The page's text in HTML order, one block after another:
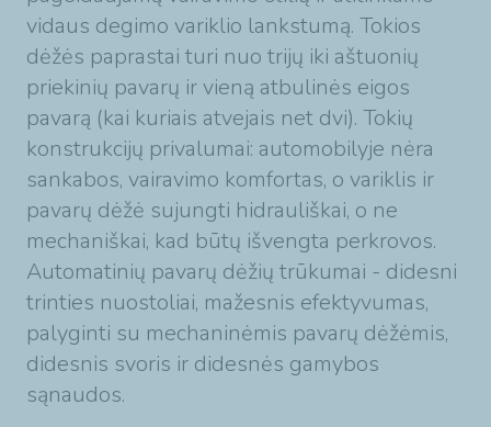
vidaus degimo variklio lankstumą. Tokios
dėžės paprastai turi nuo trijų iki aštuonių
priekinių pavarų ir vieną atbulinės eigos
pavarą (kai kuriais atvejais net dvi). Tokių
konstrukcijų privalumai: automobilyje nėra
sankabos, vairavimo komfortas, o variklis ir
pavarų dėžė sujungti hidrauliškai, o ne
mechaniškai, kad būtų išvengta perkrovos.
Automatinių pavarų dėžių trūkumai - didesni
trinties nuostoliai, mažesnis efektyvumas,
palyginti su mechaninėmis pavarų dėžėmis,
didesnis svoris ir didesnės gamybos
sąnaudos.